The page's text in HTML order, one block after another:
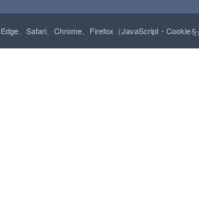
、Safari、Chrome、Firefox（JavaScript・Cookie